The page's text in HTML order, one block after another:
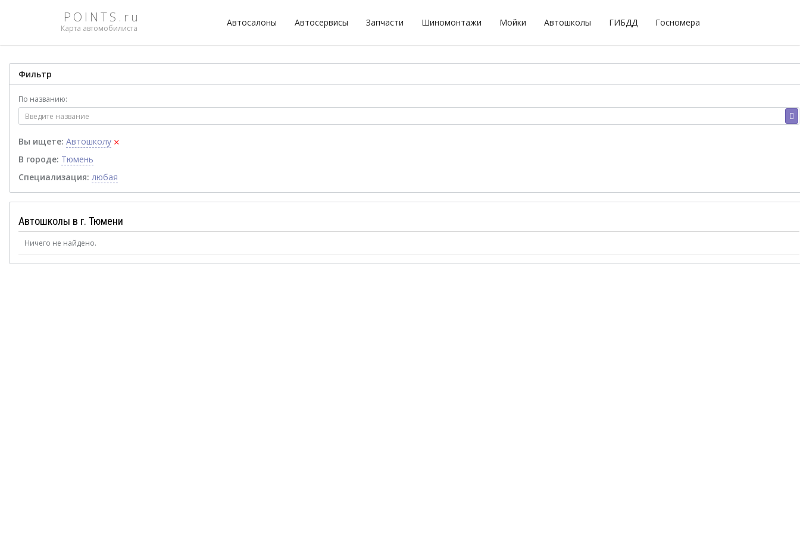
POINTS.ru
Карта автомобилиста
Автосалоны Автосервисы Запчасти Шиномонтажи Мойки Автошколы ГИБДД Госномера
Фильтр
По названию:
Вы ищете: Автошколу ×
В городе: Тюмень
Специализация: любая
Автошколы в г. Тюмени
Ничего не найдено.